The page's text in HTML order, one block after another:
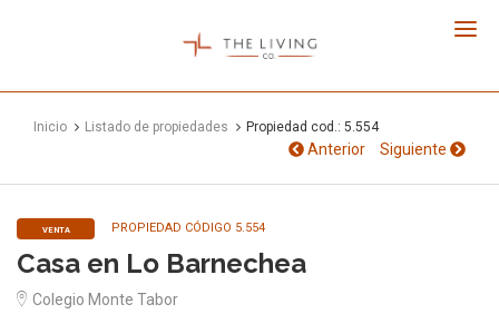
Co.
Inicio Listado de propiedades Propiedad cod.: 5.554
Anterior Siguiente
VENTA PROPIEDAD CÓDIGO 5.554
Casa en Lo Barnechea
Colegio Monte Tabor